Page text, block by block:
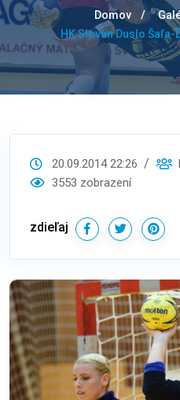
Domov
HK Slovan Duslo
20.09.2014 22:26
3553 zobrazení
zdieľaj